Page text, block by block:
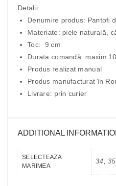
Detalii:
Denumire produs: Pantofi
Materiate: piele naturală,
Toc: 9 cm
Durata comandă: maxim
Produs realizat manual
Produs manufacturat în
Livrare: prin curier
ADDITIONAL
SELECTEAZA
MARIMEA
34,